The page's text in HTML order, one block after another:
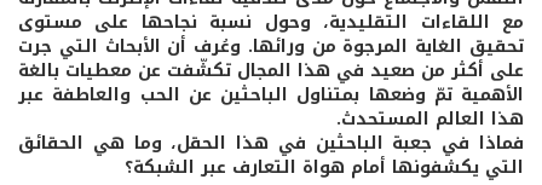
مع اللقاءات التقليدية، وحول نسبة نجاحها على مستوى
تحقيق الغاية المرجوة من ورائها. وعُرف أن الأبحاث التي جرت
على أكثر من صعيد في هذا المجال تكشّفت عن معطيات بالغة
الأهمية تمّ وضعها بمتناول الباحثين عن الحب والعاطفة عبر
هذا العالم المستحدث.
فماذا في جعبة الباحثين في هذا الحقل، وما هي الحقائق
التي يكشفونها أمام هواة التعارف عبر الشبكة؟